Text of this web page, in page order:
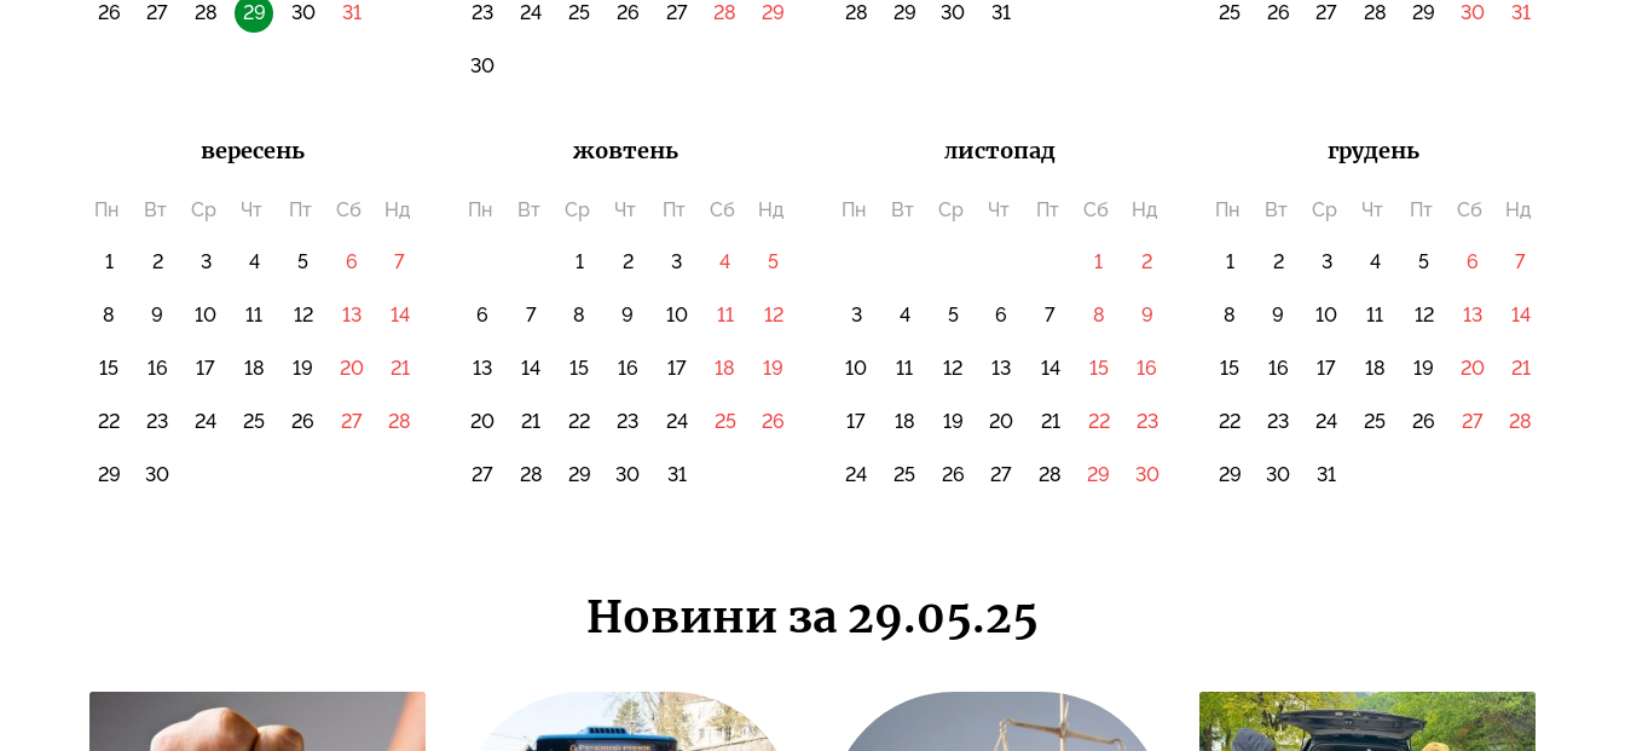
26 27 28 29 30 31 23 24 25 26 27 28 29
30
28 29 30 31 25 26 27 28 29 30 31
вересень
Пн Вт Ср Чт Пт Сб Нд
1 2 3 4 5 6 7
8 9 10 11 12 13 14
15 16 17 18 19 20 21
22 23 24 25 26 27 28
29 30
жовтень
Пн Вт Ср Чт Пт Сб Нд
1 2 3 4 5
6 7 8 9 10 11 12
13 14 15 16 17 18 19
20 21 22 23 24 25 26
27 28 29 30 31
листопад
Пн Вт Ср Чт Пт Сб Нд
1 2
3 4 5 6 7 8 9
10 11 12 13 14 15 16
17 18 19 20 21 22 23
24 25 26 27 28 29 30
грудень
Пн Вт Ср Чт Пт Сб Нд
1 2 3 4 5 6 7
8 9 10 11 12 13 14
15 16 17 18 19 20 21
22 23 24 25 26 27 28
29 30 31
Новини за 29.05.25